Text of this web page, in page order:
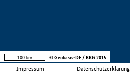
Impressum Datenschutzerklärung
100 km © Geobasis-DE / BKG 2015